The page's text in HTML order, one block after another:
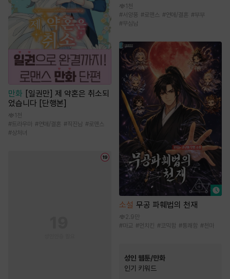
만화 [일권만] 제 약혼은 취소되
었습니다 [단행본]
1천
#트라우마 #연애/결혼 #직진남 #로맨스
#상처녀
1천
#서양풍 #로맨스 #연애/결혼 #부부
#무심남
소설 무공 파훼법의 천재
2.9만
#마교 #먼치킨 #코믹함 #통쾌함 #천마
성인 웹툰/만화
인기 키워드